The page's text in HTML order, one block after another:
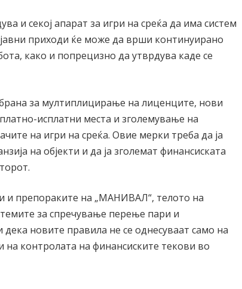
и секој апарат за игри на среќа да има систем
јавни приходи ќе може да врши континуирано
како и попрецизно да утврдува каде се
за мултиплицирање на лиценците, нови
исплатни места и зголемување на
на игри на среќа. Овие мерки треба да ја
на објекти и да ја зголемат финансиската
и препораките на „МАНИВАЛ“, телото на
за спречување перење пари и
новите правила не се однесуваат само на
контролата на финансиските текови во